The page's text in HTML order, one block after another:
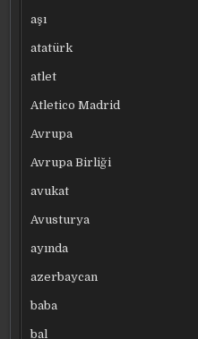
aşı
atatürk
atlet
Atletico Madrid
Avrupa
Avrupa Birliği
avukat
Avusturya
ayında
azerbaycan
baba
bal